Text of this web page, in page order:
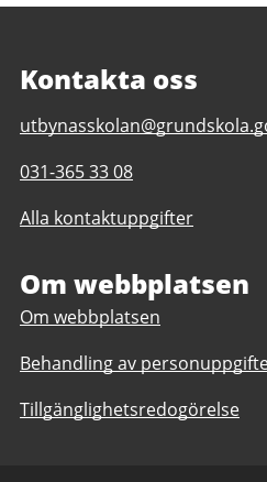
Kontakta oss
E-
till
Utbynässkolan
F-
Telefonnummer
Utbynässkolan
3
031-365 33 08
Alla kontaktuppgifter
Om webbplatsen
Om webbplatsen
Behandling av
Tillgänglighetsredogörelse